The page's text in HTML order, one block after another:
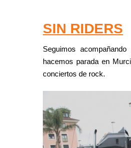
SIN RIDERS
Seguimos
hacemos parada en
conciertos de rock.